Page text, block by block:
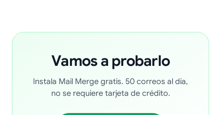
Vamos a probarlo
Instala Mail Merge gratis. 50 correos al día,
no se requiere tarjeta de crédito.